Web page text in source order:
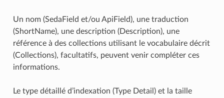
Un nom (SedaField et/ou ApiField), une traduction
(ShortName), une description (Description), une
référence à des collections utilisant le vocabulaire décrit
(Collections), facultatifs, peuvent venir compléter ces
informations.
Le type détaillé d’indexation (Type Detail) et la taille